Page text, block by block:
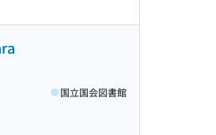
国立国会図書館